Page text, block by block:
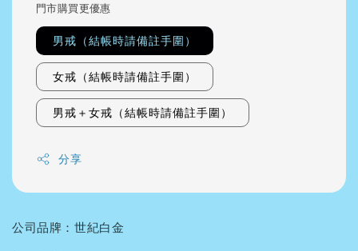
門市購買更優惠
男戒（結帳時請備註手圍）
女戒（結帳時請備註手圍）
男戒＋女戒（結帳時請備註手圍）
分享
公司品牌：世紀白金